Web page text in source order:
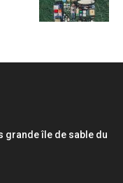
grande île de sable du